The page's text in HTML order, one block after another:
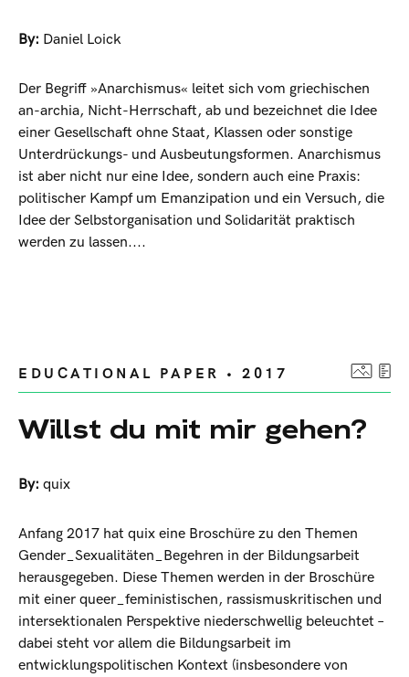
By: Daniel Loick
Der Begriff »Anarchismus« leitet sich vom griechischen
an-archia, Nicht-Herrschaft, ab und bezeichnet die Idee
einer Gesellschaft ohne Staat, Klassen oder sonstige
Unterdrückungs- und Ausbeutungsformen. Anarchismus
ist aber nicht nur eine Idee, sondern auch eine Praxis:
politischer Kampf um Emanzipation und ein Versuch, die
Idee der Selbstorganisation und Solidarität praktisch
werden zu lassen....
EDUCATIONAL PAPER • 2017
Willst du mit mir gehen?
By: quix
Anfang 2017 hat quix eine Broschüre zu den Themen
Gender_Sexualitäten_Begehren in der Bildungsarbeit
herausgegeben. Diese Themen werden in der Broschüre
mit einer queer_feministischen, rassismuskritischen und
intersektionalen Perspektive niederschwellig beleuchtet –
dabei steht vor allem die Bildungsarbeit im
entwicklungspolitischen Kontext (insbesondere von